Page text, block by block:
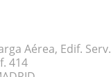
Aérea, Edif. Serv.
414